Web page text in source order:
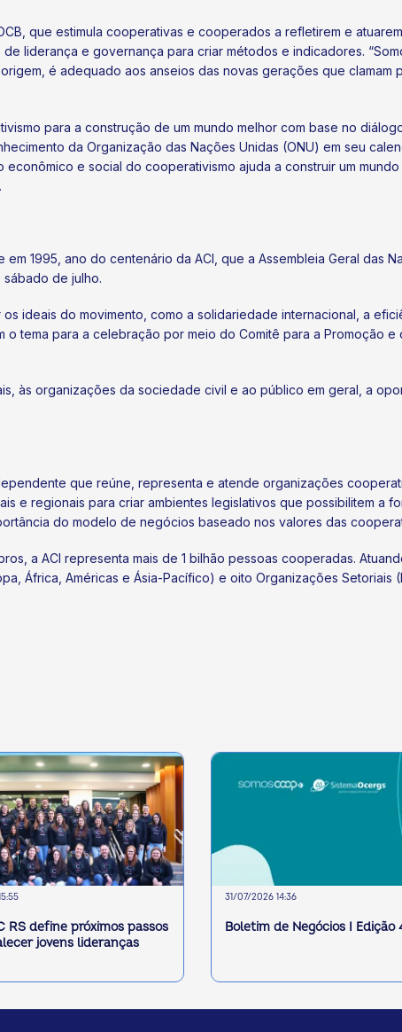
que estimula cooperativas e cooperados a refletirem e
liderança e governança para criar métodos e indicadores.
é adequado aos anseios das novas gerações que clamam
para a construção de um mundo melhor com base no
da Organização das Nações Unidas (ONU) em seu
e social do cooperativismo ajuda a construir um
1995, ano do centenário da ACI, que a Assembleia Geral das
de julho.
ideais do movimento, como a solidariedade internacional, a
tema para a celebração por meio do Comitê para a Promoção
às organizações da sociedade civil e ao público em geral, a
que reúne, representa e atende organizações
e regionais para criar ambientes legislativos que possibilitem a
do modelo de negócios baseado nos valores das
a ACI representa mais de 1 bilhão pessoas cooperadas.
África, Américas e Ásia-Pacífico) e oito Organizações Setoriais
RS define próximos passos
jovens lideranças
31/07/2026 14:36
Boletim de Negócios I Edição